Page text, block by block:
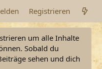
Registrieren
um alle Inhalte
Sobald du
sehen und dich